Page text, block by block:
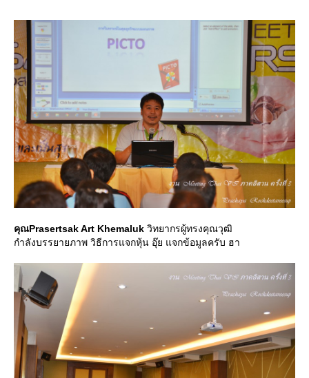
คุณPrasertsak Art Khemaluk วิทยากรผู้ทรงคุณวุฒิ
กำลังบรรยายภาพ วิธีการแจกหุ้น อุ๊ย แจกข้อมูลครับ ฮา